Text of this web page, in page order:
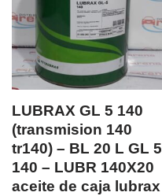
LUBRAX GL 5 140
(transmision 140
tr140) – BL 20 L GL 5
140 – LUBR 140X20
aceite de caja lubrax